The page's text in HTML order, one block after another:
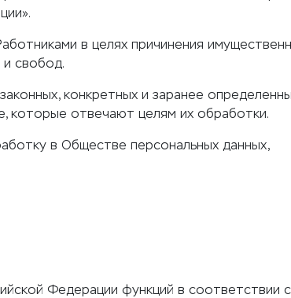
в целях причинения
и свобод.
конкретных и заранее
которые отвечают целям их обработки.
в Обществе персональных данных,
Федерации функций в соответствии с